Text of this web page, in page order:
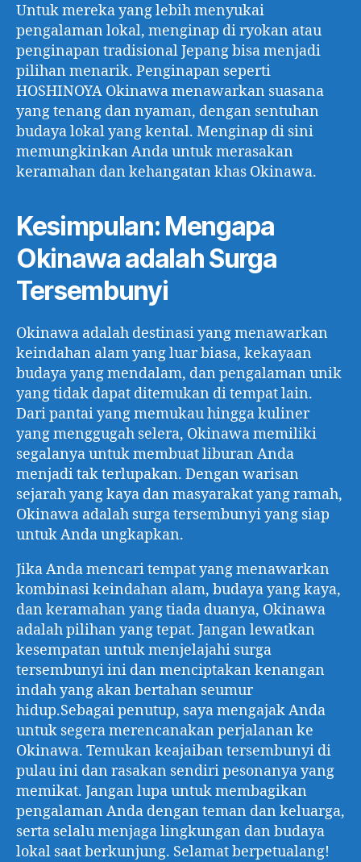
Untuk mereka yang lebih menyukai
pengalaman lokal, menginap di ryokan atau
penginapan tradisional Jepang bisa menjadi
pilihan menarik. Penginapan seperti
HOSHINOYA Okinawa menawarkan suasana
yang tenang dan nyaman, dengan sentuhan
budaya lokal yang kental. Menginap di sini
memungkinkan Anda untuk merasakan
keramahan dan kehangatan khas Okinawa.
Kesimpulan: Mengapa
Okinawa adalah Surga
Tersembunyi
Okinawa adalah destinasi yang menawarkan
keindahan alam yang luar biasa, kekayaan
budaya yang mendalam, dan pengalaman unik
yang tidak dapat ditemukan di tempat lain.
Dari pantai yang memukau hingga kuliner
yang menggugah selera, Okinawa memiliki
segalanya untuk membuat liburan Anda
menjadi tak terlupakan. Dengan warisan
sejarah yang kaya dan masyarakat yang ramah,
Okinawa adalah surga tersembunyi yang siap
untuk Anda ungkapkan.
Jika Anda mencari tempat yang menawarkan
kombinasi keindahan alam, budaya yang kaya,
dan keramahan yang tiada duanya, Okinawa
adalah pilihan yang tepat. Jangan lewatkan
kesempatan untuk menjelajahi surga
tersembunyi ini dan menciptakan kenangan
indah yang akan bertahan seumur
hidup.Sebagai penutup, saya mengajak Anda
untuk segera merencanakan perjalanan ke
Okinawa. Temukan keajaiban tersembunyi di
pulau ini dan rasakan sendiri pesonanya yang
memikat. Jangan lupa untuk membagikan
pengalaman Anda dengan teman dan keluarga,
serta selalu menjaga lingkungan dan budaya
lokal saat berkunjung. Selamat berpetualang!